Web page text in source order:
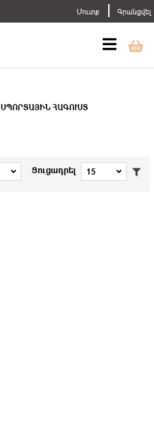
Մուտք Գրանցվել
ՍՊՈՐՏԱՅԻՆ ՀԱԳՈՒՍՏ
Ցուցադրել 15